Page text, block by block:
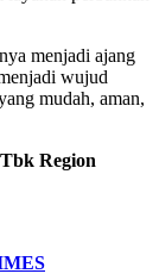
menjadi ajang
wujud
mudah, aman,
Region